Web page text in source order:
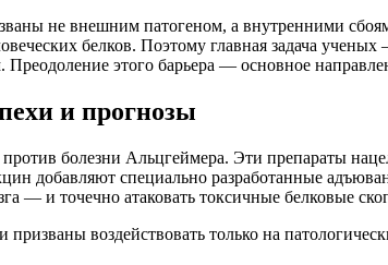
не внешним патогеном, а внутренними
белков. Поэтому главная задача
этого барьера — основное
и прогнозы
болезни Альцгеймера. Эти препараты
добавляют специально разработанные
— и точечно атаковать токсичные белковые
воздействовать только на